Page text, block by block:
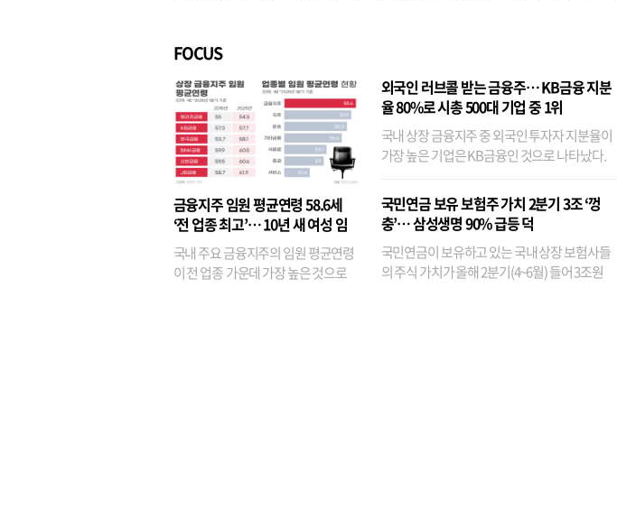
FOCUS
금융지주 임원 평균연령 58.6세
‘전 업종 최고’… 10년 새 여성 임
원은 14배 껑충
국내 주요 금융지주의 임원 평균연령
이 전 업종 가운데 가장 높은 것으로
외국인 러브콜 받는 금융주… KB금융 지분
율 80%로 시총 500대 기업 중 1위
국내 상장 금융지주 중 외국인 투자자 지분율이
가장 높은 기업은 KB금융인 것으로 나타났다.
융이었다. 특히 KB금융은 지난달 말 기준 해외
기관투자자 지분율이...
국민연금 보유 보험주 가치 2분기 3조 ‘껑
충’… 삼성생명 90% 급등 덕
국민연금이 보유하고 있는 국내 상장 보험사들
의 주식 가치가 올해 2분기(4~6월) 들어 3조원